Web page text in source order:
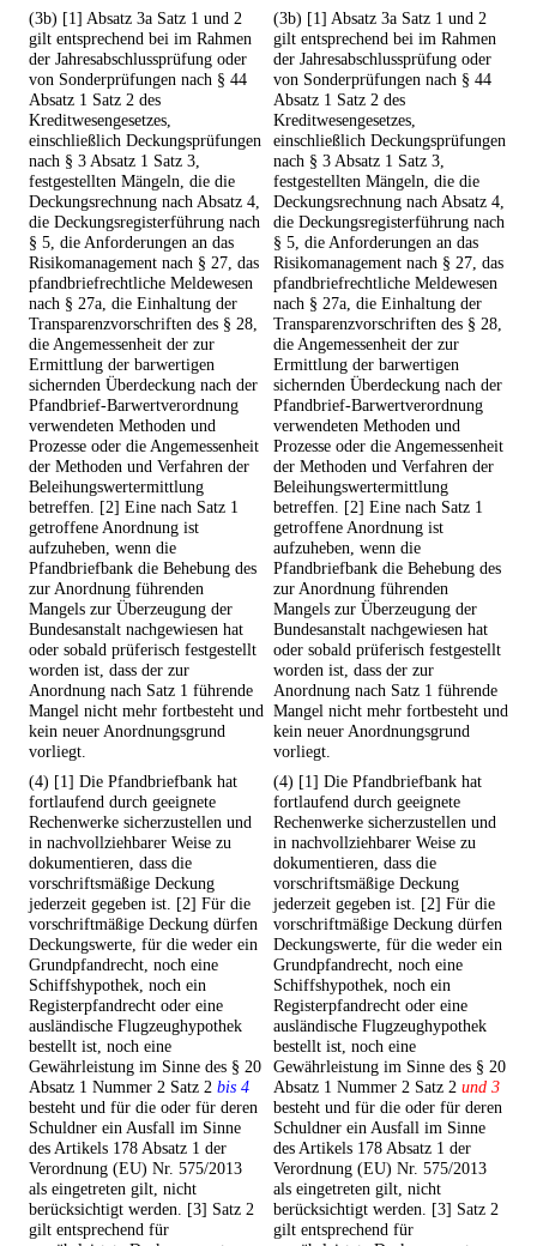
(3b) [1] Absatz 3a Satz 1 und 2
gilt entsprechend bei im Rahmen
der Jahresabschlussprüfung oder
von Sonderprüfungen nach § 44
Absatz 1 Satz 2 des
Kreditwesengesetzes,
einschließlich Deckungsprüfungen
nach § 3 Absatz 1 Satz 3,
festgestellten Mängeln, die die
Deckungsrechnung nach Absatz 4,
die Deckungsregisterführung nach
§ 5, die Anforderungen an das
Risikomanagement nach § 27, das
pfandbriefrechtliche Meldewesen
nach § 27a, die Einhaltung der
Transparenzvorschriften des § 28,
die Angemessenheit der zur
Ermittlung der barwertigen
sichernden Überdeckung nach der
Pfandbrief-Barwertverordnung
verwendeten Methoden und
Prozesse oder die Angemessenheit
der Methoden und Verfahren der
Beleihungswertermittlung
betreffen. [2] Eine nach Satz 1
getroffene Anordnung ist
aufzuheben, wenn die
Pfandbriefbank die Behebung des
zur Anordnung führenden
Mangels zur Überzeugung der
Bundesanstalt nachgewiesen hat
oder sobald prüferisch festgestellt
worden ist, dass der zur
Anordnung nach Satz 1 führende
Mangel nicht mehr fortbesteht und
kein neuer Anordnungsgrund
vorliegt.
(3b) [1] Absatz 3a Satz 1 und 2
gilt entsprechend bei im Rahmen
der Jahresabschlussprüfung oder
von Sonderprüfungen nach § 44
Absatz 1 Satz 2 des
Kreditwesengesetzes,
einschließlich Deckungsprüfungen
nach § 3 Absatz 1 Satz 3,
festgestellten Mängeln, die die
Deckungsrechnung nach Absatz 4,
die Deckungsregisterführung nach
§ 5, die Anforderungen an das
Risikomanagement nach § 27, das
pfandbriefrechtliche Meldewesen
nach § 27a, die Einhaltung der
Transparenzvorschriften des § 28,
die Angemessenheit der zur
Ermittlung der barwertigen
sichernden Überdeckung nach der
Pfandbrief-Barwertverordnung
verwendeten Methoden und
Prozesse oder die Angemessenheit
der Methoden und Verfahren der
Beleihungswertermittlung
betreffen. [2] Eine nach Satz 1
getroffene Anordnung ist
aufzuheben, wenn die
Pfandbriefbank die Behebung des
zur Anordnung führenden
Mangels zur Überzeugung der
Bundesanstalt nachgewiesen hat
oder sobald prüferisch festgestellt
worden ist, dass der zur
Anordnung nach Satz 1 führende
Mangel nicht mehr fortbesteht und
kein neuer Anordnungsgrund
vorliegt.
(4) [1] Die Pfandbriefbank hat
fortlaufend durch geeignete
Rechenwerke sicherzustellen und
in nachvollziehbarer Weise zu
dokumentieren, dass die
vorschriftsmäßige Deckung
jederzeit gegeben ist. [2] Für die
vorschriftmäßige Deckung dürfen
Deckungswerte, für die weder ein
Grundpfandrecht, noch eine
Schiffshypothek, noch ein
Registerpfandrecht oder eine
ausländische Flugzeughypothek
bestellt ist, noch eine
Gewährleistung im Sinne des § 20
Absatz 1 Nummer 2 Satz 2 bis 4
besteht und für die oder für deren
Schuldner ein Ausfall im Sinne
des Artikels 178 Absatz 1 der
Verordnung (EU) Nr. 575/2013
als eingetreten gilt, nicht
berücksichtigt werden. [3] Satz 2
gilt entsprechend für
(4) [1] Die Pfandbriefbank hat
fortlaufend durch geeignete
Rechenwerke sicherzustellen und
in nachvollziehbarer Weise zu
dokumentieren, dass die
vorschriftsmäßige Deckung
jederzeit gegeben ist. [2] Für die
vorschriftmäßige Deckung dürfen
Deckungswerte, für die weder ein
Grundpfandrecht, noch eine
Schiffshypothek, noch ein
Registerpfandrecht oder eine
ausländische Flugzeughypothek
bestellt ist, noch eine
Gewährleistung im Sinne des § 20
Absatz 1 Nummer 2 Satz 2 und 3
besteht und für die oder für deren
Schuldner ein Ausfall im Sinne
des Artikels 178 Absatz 1 der
Verordnung (EU) Nr. 575/2013
als eingetreten gilt, nicht
berücksichtigt werden. [3] Satz 2
gilt entsprechend für